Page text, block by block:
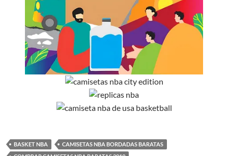
BASKET NBA
CAMISETAS NBA BORDADAS BARATAS